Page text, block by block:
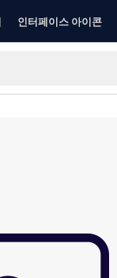
인터페이스 아이콘